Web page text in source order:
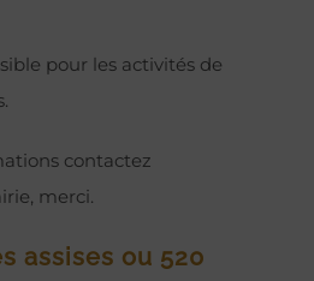
pour les activités de
contactez
merci.
assises ou 520